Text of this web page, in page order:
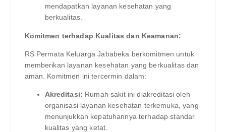
mendapatkan layanan kesehatan yang
berkualitas.
Komitmen terhadap Kualitas dan Keamanan:
RS Permata Keluarga Jababeka berkomitmen untuk
memberikan layanan kesehatan yang berkualitas dan
aman. Komitmen ini tercermin dalam:
Akreditasi: Rumah sakit ini diakreditasi oleh
organisasi layanan kesehatan terkemuka, yang
menunjukkan kepatuhannya terhadap standar
kualitas yang ketat.